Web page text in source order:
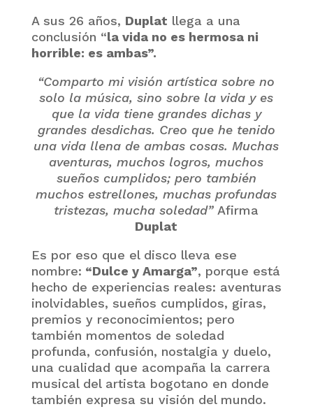
A sus 26 años, Duplat llega a una
conclusión “la vida no es hermosa ni
horrible: es ambas”.
“Comparto mi visión artística sobre no
solo la música, sino sobre la vida y es
que la vida tiene grandes dichas y
grandes desdichas. Creo que he tenido
una vida llena de ambas cosas. Muchas
aventuras, muchos logros, muchos
sueños cumplidos; pero también
muchos estrellones, muchas profundas
tristezas, mucha soledad” Afirma
Duplat
Es por eso que el disco lleva ese
nombre: “Dulce y Amarga”, porque está
hecho de experiencias reales: aventuras
inolvidables, sueños cumplidos, giras,
premios y reconocimientos; pero
también momentos de soledad
profunda, confusión, nostalgia y duelo,
una cualidad que acompaña la carrera
musical del artista bogotano en donde
también expresa su visión del mundo.